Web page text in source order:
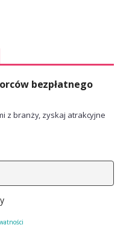
bezpłatnego
z branży, zyskaj atrakcyjne